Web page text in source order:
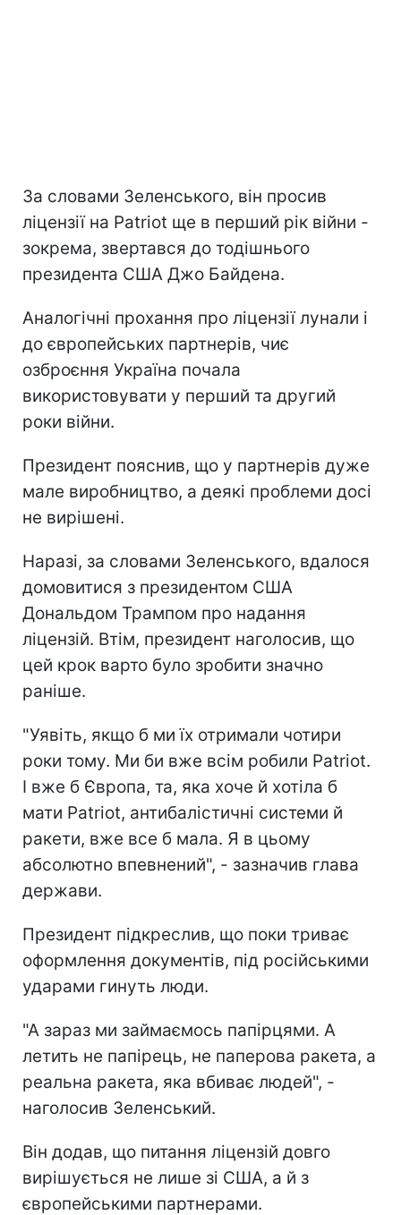
За словами Зеленського, він просив
ліцензії на Patriot ще в перший рік війни -
зокрема, звертався до тодішнього
президента США Джо Байдена.
Аналогічні прохання про ліцензії лунали і
до європейських партнерів, чиє
озброєння Україна почала
використовувати у перший та другий
роки війни.
Президент пояснив, що у партнерів дуже
мале виробництво, а деякі проблеми досі
не вирішені.
Наразі, за словами Зеленського, вдалося
домовитися з президентом США
Дональдом Трампом про надання
ліцензій. Втім, президент наголосив, що
цей крок варто було зробити значно
раніше.
"Уявіть, якщо б ми їх отримали чотири
роки тому. Ми би вже всім робили Patriot.
І вже б Європа, та, яка хоче й хотіла б
мати Patriot, антибалістичні системи й
ракети, вже все б мала. Я в цьому
абсолютно впевнений", - зазначив глава
держави.
Президент підкреслив, що поки триває
оформлення документів, під російськими
ударами гинуть люди.
"А зараз ми займаємось папірцями. А
летить не папірець, не паперова ракета, а
реальна ракета, яка вбиває людей", -
наголосив Зеленський.
Він додав, що питання ліцензій довго
вирішується не лише зі США, а й з
європейськими партнерами.